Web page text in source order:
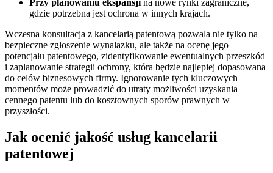
gdzie potrzebna jest ochrona w innych krajach.
Wczesna konsultacja z kancelarią patentową pozwala nie tylko na
bezpieczne zgłoszenie wynalazku, ale także na ocenę jego
potencjału patentowego, zidentyfikowanie ewentualnych przeszkód
i zaplanowanie strategii ochrony, która będzie najlepiej dopasowana
do celów biznesowych firmy. Ignorowanie tych kluczowych
momentów może prowadzić do utraty możliwości uzyskania
cennego patentu lub do kosztownych sporów prawnych w
przyszłości.
Jak ocenić jakość usług kancelarii
patentowej